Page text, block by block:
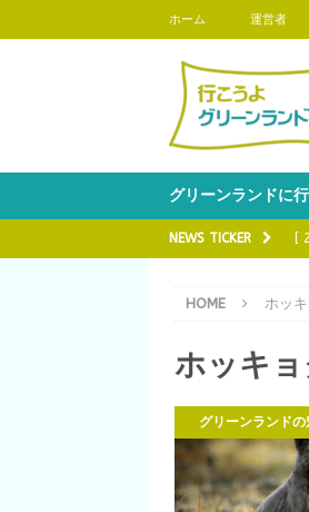
ホーム 運営者
グリーンランドに
NEWS TICKER [
[
[
[
[
HOME ホッ
ホッキ
グリーンランドの